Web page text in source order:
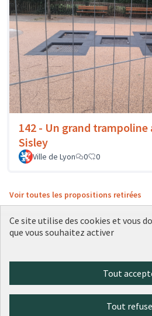
142 - Un grand trampoline
Sisley
Ville de Lyon 0 0
Voir toutes les propositions retirées
(Lien externe)
(Lien externe)
(Lien externe)
(Lien externe)
(Lien externe)
Ce site utilise des cookies et vous
que vous souhaitez activer
Tout
Tout